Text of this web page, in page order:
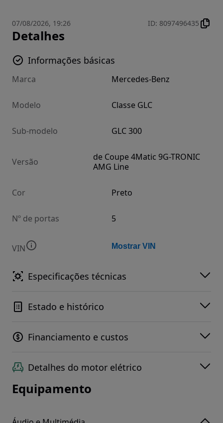
07/08/2026, 19:26 ID: 8097496435
Detalhes
Informações básicas
Marca Mercedes-Benz
Modelo Classe GLC
Sub-modelo GLC 300
Versão
de Coupe 4Matic 9G-TRONIC
AMG Line
Cor Preto
Nº de portas 5
VIN Mostrar VIN
Especificações técnicas
Estado e histórico
Financiamento e custos
Detalhes do motor elétrico
Equipamento